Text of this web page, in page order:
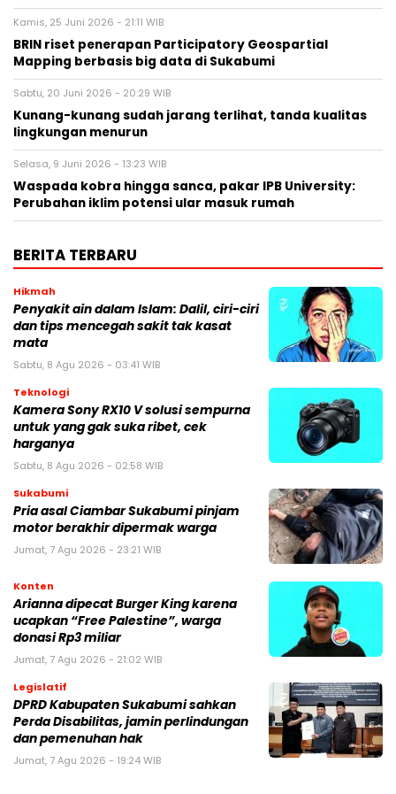
Kamis, 25 Juni 2026 - 21:11 WIB
BRIN riset penerapan Participatory Geospartial
Mapping berbasis big data di Sukabumi
Sabtu, 20 Juni 2026 - 20:29 WIB
Kunang-kunang sudah jarang terlihat, tanda kualitas
lingkungan menurun
Selasa, 9 Juni 2026 - 13:23 WIB
Waspada kobra hingga sanca, pakar IPB University:
Perubahan iklim potensi ular masuk rumah
BERITA TERBARU
Hikmah
Penyakit ain dalam Islam: Dalil, ciri-ciri
dan tips mencegah sakit tak kasat
mata
Sabtu, 8 Agu 2026 - 03:41 WIB
Teknologi
Kamera Sony RX10 V solusi sempurna
untuk yang gak suka ribet, cek
harganya
Sabtu, 8 Agu 2026 - 02:58 WIB
Sukabumi
Pria asal Ciambar Sukabumi pinjam
motor berakhir dipermak warga
Jumat, 7 Agu 2026 - 23:21 WIB
Konten
Arianna dipecat Burger King karena
ucapkan “Free Palestine”, warga
donasi Rp3 miliar
Jumat, 7 Agu 2026 - 21:02 WIB
Legislatif
DPRD Kabupaten Sukabumi sahkan
Perda Disabilitas, jamin perlindungan
dan pemenuhan hak
Jumat, 7 Agu 2026 - 19:24 WIB